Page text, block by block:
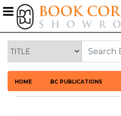
HOME BC PUBLICATIONS
BROWSE
CORNER
HOME
BOOK
CORNER